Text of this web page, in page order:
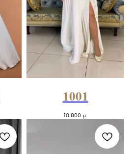
1001
18 800 р.